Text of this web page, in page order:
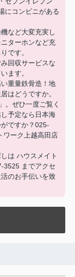
にコンビニがある
など大変充実し
ターホンなど充
です。
回収サービスな
ます。
重量鉄骨造！地
はどうですか。
。ぜひ一度ご覧く
予定なら日本海
ですか？025-
ワーク上越高田店
は ハウスメイト
3525 までアクセ
のお手伝いを致